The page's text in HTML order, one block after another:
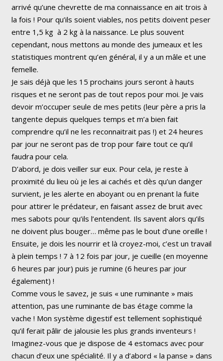
arrivé qu’une chevrette de ma connaissance en ait trois à
la fois ! Pour qu’ils soient viables, nos petits doivent peser
entre 1,5 kg à 2 kg à la naissance. Le plus souvent
cependant, nous mettons au monde des jumeaux et les
statistiques montrent qu’en général, il y a un mâle et une
femelle.
Je sais déjà que les 15 prochains jours seront à hauts
risques et ne seront pas de tout repos pour moi. Je vais
devoir m’occuper seule de mes petits (leur père a pris la
tangente depuis quelques temps et m’a bien fait
comprendre qu’il ne les reconnaitrait pas !) et 24 heures
par jour ne seront pas de trop pour faire tout ce qu’il
faudra pour cela.
D’abord, je dois veiller sur eux. Pour cela, je reste à
proximité du lieu où je les ai cachés et dès qu’un danger
survient, je les alerte en aboyant ou en prenant la fuite
pour attirer le prédateur, en faisant assez de bruit avec
mes sabots pour qu’ils l’entendent. Ils savent alors qu’ils
ne doivent plus bouger… même pas le bout d’une oreille !
Ensuite, je dois les nourrir et là croyez-moi, c’est un travail
à plein temps ! 7 à 12 fois par jour, je cueille (en moyenne
6 heures par jour) puis je rumine (6 heures par jour
également) !
Comme vous le savez, je suis « une ruminante » mais
attention, pas une ruminante de bas étage comme la
vache ! Mon système digestif est tellement sophistiqué
qu’il ferait pâlir de jalousie les plus grands inventeurs !
Imaginez-vous que je dispose de 4 estomacs avec pour
chacun d’eux une spécialité. Il y a d’abord « la panse » dans